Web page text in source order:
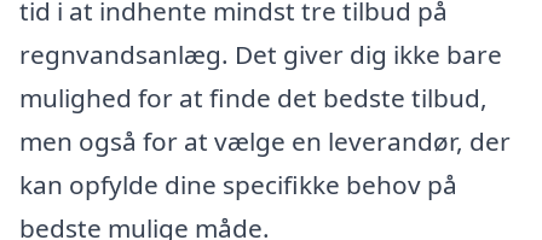
tid i at indhente mindst tre tilbud på
regnvandsanlæg. Det giver dig ikke bare
mulighed for at finde det bedste tilbud,
men også for at vælge en leverandør, der
kan opfylde dine specifikke behov på
bedste mulige måde.